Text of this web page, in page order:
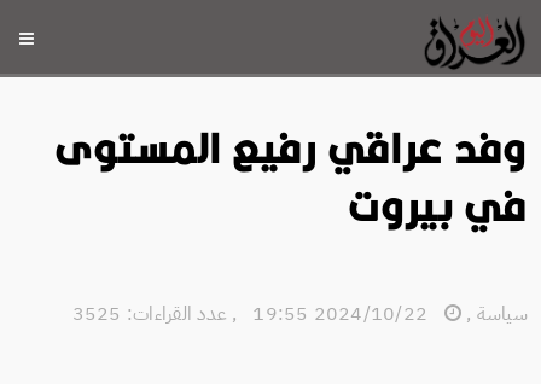
وفد عراقي رفيع المستوى
في بيروت
سياسة ,
, عدد القراءات: 3525